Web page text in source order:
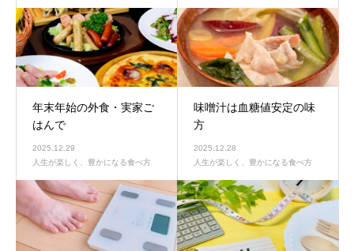
年末年始の外食・実家ご
はんで
2025.12.29
人生が楽しく、豊かになる食べ方
味噌汁は血糖値安定の味
方
2025.12.28
人生が楽しく、豊かになる食べ方